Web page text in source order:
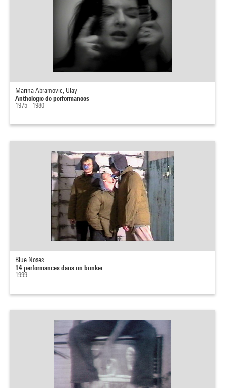
Marina Abramovic, Ulay
Anthologie de performances
1975 - 1980
Blue Noses
14 performances dans un bunker
1999